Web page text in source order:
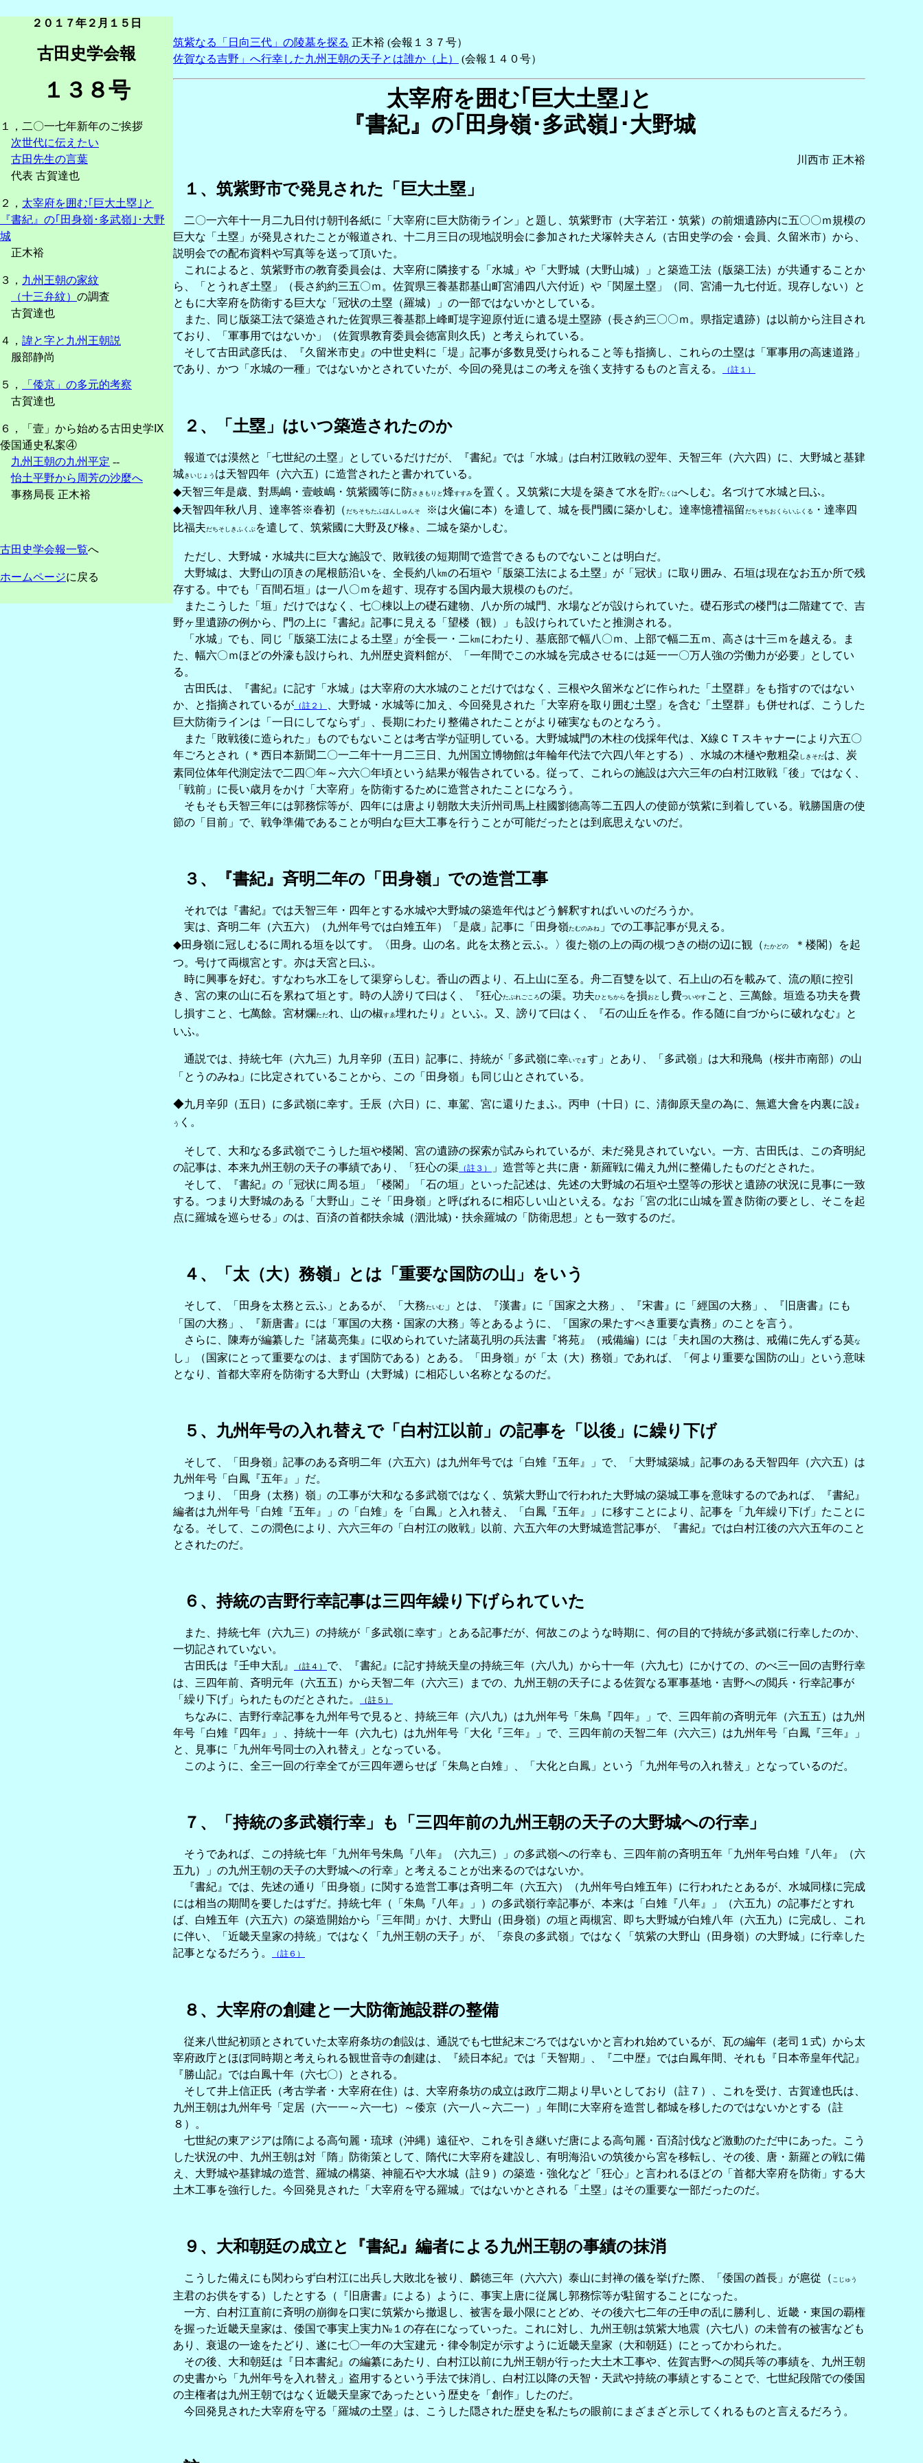
２０１７年２月１５日
古田史学会報
１３８号
１，二〇一七年新年のご挨拶
次世代に伝えたい
古田先生の言葉
代表 古賀達也
２， 太宰府を囲む｢巨大土塁｣と
『書紀』の｢田身嶺･多武嶺｣･大野
城
正木裕
３， 九州王朝の家紋
（十三弁紋） の調査
古賀達也
４， 諱と字と九州王朝説
服部静尚
５，
「倭京」の多元的考察
古賀達也
６，「壹」から始める古田史学Ⅸ
倭国通史私案④
九州王朝の九州平定 --
怡土平野から周芳の沙麼へ
事務局長 正木裕
古田史学会報一覧へ
ホームページに戻る
筑紫なる「日向三代」の陵墓を探る 正木裕 (会報１３７号）
佐賀なる吉野」へ行幸した九州王朝の天子とは誰か（上）
(会報１４０号）
太宰府を囲む｢巨大土塁｣と
『書紀』の｢田身嶺･多武嶺｣･大野城
川西市 正木裕
１、筑紫野市で発見された「巨大土塁」
二〇一六年十一月二九日付け朝刊各紙に「大宰府に巨大防衛ライン」と題し、筑紫野市（大字若江・筑紫）の前畑遺跡内に五〇〇ｍ規模の
巨大な「土塁」が発見されたことが報道され、十二月三日の現地説明会に参加された犬塚幹夫さん（古田史学の会・会員、久留米市）から、
説明会での配布資料や写真等を送って頂いた。
これによると、筑紫野市の教育委員会は、大宰府に隣接する「水城」や「大野城（大野山城）」と築造工法（版築工法）が共通することか
ら、「とうれぎ土塁」（長さ約約三五〇ｍ。佐賀県三養基郡基山町宮浦四八六付近）や「関屋土塁」（同、宮浦一九七付近。現存しない）と
ともに大宰府を防衛する巨大な「冠状の土塁（羅城）」の一部ではないかとしている。
また、同じ版築工法で築造された佐賀県三養基郡上峰町堤字迎原付近に遺る堤土塁跡（長さ約三〇〇ｍ。県指定遺跡）は以前から注目され
ており、「軍事用ではないか」（佐賀県教育委員会徳富則久氏）と考えられている。
そして古田武彦氏は、『久留米市史』の中世史料に「堤」記事が多数見受けられること等も指摘し、これらの土塁は「軍事用の高速道路」
であり、かつ「水城の一種」ではないかとされていたが、今回の発見はこの考えを強く支持するものと言える。
（註１）
２、「土塁」はいつ築造されたのか
報道では漠然と「七世紀の土塁」としているだけだが、『書紀』では「水城」は白村江敗戦の翌年、天智三年（六六四）に、大野城と基肄
城きいじょう は天智四年（六六五）に造営されたと書かれている。
◆天智三年是歳、對馬嶋・壹岐嶋・筑紫國等に防さきもりと 烽すすみ を置く。又筑紫に大堤を築きて水を貯たくはへしむ。名づけて水城と曰ふ。
◆天智四年秋八月、達率答※春初（ だちそちたふほんしゅんそ ※は火偏に本）を遣して、城を長門國に築かしむ。達率憶禮福留 だちそちおくらいふくる
・達率四
比福夫だちそしきふくぶ を遣して、筑紫國に大野及び椽 き 、二城を築かしむ。
ただし、大野城・水城共に巨大な施設で、敗戦後の短期間で造営できるものでないことは明白だ。
大野城は、大野山の頂きの尾根筋沿いを、全長約八㎞の石垣や「版築工法による土塁」が「冠状」に取り囲み、石垣は現在なお五か所で残
存する。中でも「百間石垣」は一八〇ｍを超す、現存する国内最大規模のものだ。
またこうした「垣」だけではなく、七〇棟以上の礎石建物、八か所の城門、水場などが設けられていた。礎石形式の楼門は二階建てで、吉
野ヶ里遺跡の例から、門の上に『書紀』記事に見える「望楼（観）」も設けられていたと推測される。
「水城」でも、同じ「版築工法による土塁」が全長一・二㎞にわたり、基底部で幅八〇ｍ、上部で幅二五ｍ、高さは十三ｍを越える。ま
た、幅六〇ｍほどの外濠も設けられ、九州歴史資料館が、「一年間でこの水城を完成させるには延一一〇万人強の労働力が必要」としてい
る。
古田氏は、『書紀』に記す「水城」は大宰府の大水城のことだけではなく、三根や久留米などに作られた「土塁群」をも指すのではない
か、と指摘されているが （註２）
、大野城・水城等に加え、今回発見された「大宰府を取り囲む土塁」を含む「土塁群」も併せれば、こうした
巨大防衛ラインは「一日にしてならず」、長期にわたり整備されたことがより確実なものとなろう。
また「敗戦後に造られた」ものでもないことは考古学が証明している。大野城城門の木柱の伐採年代は、Ⅹ線ＣＴスキャナーにより六五〇
年ごろとされ（＊西日本新聞二〇一二年十一月二三日、九州国立博物館は年輪年代法で六四八年とする）、水城の木樋や敷粗朶 しきそだは、炭
素同位体年代測定法で二四〇年～六六〇年頃という結果が報告されている。従って、これらの施設は六六三年の白村江敗戦「後」ではなく、
「戦前」に長い歳月をかけ「大宰府」を防衛するために造営されたことになろう。
そもそも天智三年には郭務悰等が、四年には唐より朝散大夫沂州司馬上柱國劉德高等二五四人の使節が筑紫に到着している。戦勝国唐の使
節の「目前」で、戦争準備であることが明白な巨大工事を行うことが可能だったとは到底思えないのだ。
３、『書紀』斉明二年の「田身嶺」での造営工事
それでは『書紀』では天智三年・四年とする水城や大野城の築造年代はどう解釈すればいいのだろうか。
実は、斉明二年（六五六）（九州年号では白雉五年）「是歳」記事に「田身嶺たむのみね 」での工事記事が見える。
◆田身嶺に冠しむるに周れる垣を以てす。〈田身。山の名。此を太務と云ふ。〉復た嶺の上の両の槻つきの樹の辺に観（ たかどの
＊楼閣）を起
つ。号けて両槻宮とす。亦は天宮と曰ふ。
時に興事を好む。すなわち水工をして渠穿らしむ。香山の西より、石上山に至る。舟二百雙を以て、石上山の石を載みて、流の順に控引
き、宮の東の山に石を累ねて垣とす。時の人謗りて曰はく、『狂心たぶれごころの渠。功夫ひとちから を損おと し費ついやす こと、三萬餘。垣造る功夫を費
し損すこと、七萬餘。宮材爛ただれ、山の椒すゑ埋れたり』といふ。又、謗りて曰はく、『石の山丘を作る。作る随に自づからに破れなむ』と
いふ。
通説では、持統七年（六九三）九月辛卯（五日）記事に、持統が「多武嶺に幸いでま す」とあり、「多武嶺」は大和飛鳥（桜井市南部）の山
「とうのみね」に比定されていることから、この「田身嶺」も同じ山とされている。
◆九月辛卯（五日）に多武嶺に幸す。壬辰（六日）に、車駕、宮に還りたまふ。丙申（十日）に、淸御原天皇の為に、無遮大會を内裏に設 ま
う く。
そして、大和なる多武嶺でこうした垣や楼閣、宮の遺跡の探索が試みられているが、未だ発見されていない。一方、古田氏は、この斉明紀
の記事は、本来九州王朝の天子の事績であり、「狂心の渠 （註３）
」造営等と共に唐・新羅戦に備え九州に整備したものだとされた。
そして、『書紀』の「冠状に周る垣」「楼閣」「石の垣」といった記述は、先述の大野城の石垣や土塁等の形状と遺跡の状況に見事に一致
する。つまり大野城のある「大野山」こそ「田身嶺」と呼ばれるに相応しい山といえる。なお「宮の北に山城を置き防衛の要とし、そこを起
点に羅城を巡らせる」のは、百済の首都扶余城（泗沘城)・扶余羅城の「防衛思想」とも一致するのだ。
４、「太（大）務嶺」とは「重要な国防の山」をいう
そして、「田身を太務と云ふ」とあるが、「大務たいむ 」とは、『漢書』に「国家之大務」、『宋書』に「經国の大務」、『旧唐書』にも
「国の大務」、『新唐書』には「軍国の大務・国家の大務」等とあるように、「国家の果たすべき重要な責務」のことを言う。
さらに、陳寿が編纂した『諸葛亮集』に収められていた諸葛孔明の兵法書『将苑』（戒備編）には「夫れ国の大務は、戒備に先んずる莫な
し」（国家にとって重要なのは、まず国防である）とある。「田身嶺」が「太（大）務嶺」であれば、「何より重要な国防の山」という意味
となり、首都大宰府を防衛する大野山（大野城）に相応しい名称となるのだ。
５、九州年号の入れ替えで「白村江以前」の記事を「以後」に繰り下げ
そして、「田身嶺」記事のある斉明二年（六五六）は九州年号では「白雉『五年』」で、「大野城築城」記事のある天智四年（六六五）は
九州年号「白鳳『五年』」だ。
つまり、「田身（太務）嶺」の工事が大和なる多武嶺ではなく、筑紫大野山で行われた大野城の築城工事を意味するのであれば、『書紀』
編者は九州年号「白雉『五年』」の「白雉」を「白鳳」と入れ替え、「白鳳『五年』」に移すことにより、記事を「九年繰り下げ」たことに
なる。そして、この潤色により、六六三年の「白村江の敗戦」以前、六五六年の大野城造営記事が、『書紀』では白村江後の六六五年のこと
とされたのだ。
６、持統の吉野行幸記事は三四年繰り下げられていた
また、持統七年（六九三）の持統が「多武嶺に幸す」とある記事だが、何故このような時期に、何の目的で持統が多武嶺に行幸したのか、
一切記されていない。
古田氏は『壬申大乱』
（註４） で、『書紀』に記す持統天皇の持統三年（六八九）から十一年（六九七）にかけての、のべ三一回の吉野行幸
は、三四年前、斉明元年（六五五）から天智二年（六六三）までの、九州王朝の天子による佐賀なる軍事基地・吉野への閲兵・行幸記事が
「繰り下げ」られたものだとされた。
（註５）
ちなみに、吉野行幸記事を九州年号で見ると、持統三年（六八九）は九州年号「朱鳥『四年』」で、三四年前の斉明元年（六五五）は九州
年号「白雉『四年』」、持統十一年（六九七）は九州年号「大化『三年』」で、三四年前の天智二年（六六三）は九州年号「白鳳『三年』」
と、見事に「九州年号同士の入れ替え」となっている。
このように、全三一回の行幸全てが三四年遡らせば「朱鳥と白雉」、「大化と白鳳」という「九州年号の入れ替え」となっているのだ。
７、「持統の多武嶺行幸」も「三四年前の九州王朝の天子の大野城への行幸」
そうであれば、この持統七年「九州年号朱鳥『八年』（六九三）」の多武嶺への行幸も、三四年前の斉明五年「九州年号白雉『八年』（六
五九）」の九州王朝の天子の大野城への行幸」と考えることが出来るのではないか。
『書紀』では、先述の通り「田身嶺」に関する造営工事は斉明二年（六五六）（九州年号白雉五年）に行われたとあるが、水城同様に完成
には相当の期間を要したはずだ。持統七年（「朱鳥『八年』」）の多武嶺行幸記事が、本来は「白雉『八年』」（六五九）の記事だとすれ
ば、白雉五年（六五六）の築造開始から「三年間」かけ、大野山（田身嶺）の垣と両槻宮、即ち大野城が白雉八年（六五九）に完成し、これ
に伴い、「近畿天皇家の持統」ではなく「九州王朝の天子」が、「奈良の多武嶺」ではなく「筑紫の大野山（田身嶺）の大野城」に行幸した
記事となるだろう。
（註６）
８、大宰府の創建と一大防衛施設群の整備
従来八世紀初頭とされていた太宰府条坊の創設は、通説でも七世紀末ごろではないかと言われ始めているが、瓦の編年（老司１式）から太
宰府政庁とほぼ同時期と考えられる観世音寺の創建は、『続日本紀』では「天智期」、『二中歴』では白鳳年間、それも『日本帝皇年代記』
『勝山記』では白鳳十年（六七〇）とされる。
そして井上信正氏（考古学者・大宰府在住）は、大宰府条坊の成立は政庁二期より早いとしており（註７）、これを受け、古賀達也氏は、
九州王朝は九州年号「定居（六一一～六一七）～倭京（六一八～六二一）」年間に大宰府を造営し都城を移したのではないかとする（註
８）。
七世紀の東アジアは隋による高句麗・琉球（沖縄）遠征や、これを引き継いだ唐による高句麗・百済討伐など激動のただ中にあった。こう
した状況の中、九州王朝は対「隋」防衛策として、隋代に大宰府を建設し、有明海沿いの筑後から宮を移転し、その後、唐・新羅との戦に備
え、大野城や基肄城の造営、羅城の構築、神籠石や大水城（註９）の築造・強化など「狂心」と言われるほどの「首都大宰府を防衛」する大
土木工事を強行した。今回発見された「大宰府を守る羅城」ではないかとされる「土塁」はその重要な一部だったのだ。
９、大和朝廷の成立と『書紀』編者による九州王朝の事績の抹消
こうした備えにも関わらず白村江に出兵し大敗北を被り、麟徳三年（六六六）泰山に封禅の儀を挙げた際、「倭国の酋長」が扈從（ こじゅう
主君のお供をする）したとする（『旧唐書』による）ように、事実上唐に従属し郭務悰等が駐留することになった。
一方、白村江直前に斉明の崩御を口実に筑紫から撤退し、被害を最小限にとどめ、その後六七二年の壬申の乱に勝利し、近畿・東国の覇権
を握った近畿天皇家は、倭国で事実上実力№１の存在になっていった。これに対し、九州王朝は筑紫大地震（六七八）の未曾有の被害なども
あり、衰退の一途をたどり、遂に七〇一年の大宝建元・律令制定が示すように近畿天皇家（大和朝廷）にとってかわられた。
その後、大和朝廷は『日本書紀』の編纂にあたり、白村江以前に九州王朝が行った大土木工事や、佐賀吉野への閲兵等の事績を、九州王朝
の史書から「九州年号を入れ替え」盗用するという手法で抹消し、白村江以降の天智・天武や持統の事績とすることで、七世紀段階での倭国
の主権者は九州王朝ではなく近畿天皇家であったという歴史を「創作」したのだ。
今回発見された大宰府を守る「羅城の土塁」は、こうした隠された歴史を私たちの眼前にまざまざと示してくれるものと言えるだろう。